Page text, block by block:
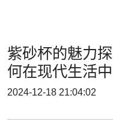
紫砂杯的魅力
何在现代生活
2024-12-18 21:04:02